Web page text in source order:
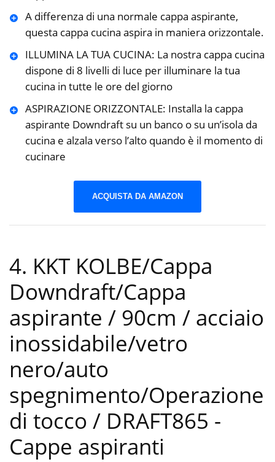
A differenza di una normale cappa aspirante,
questa cappa cucina aspira in maniera orizzontale.
ILLUMINA LA TUA CUCINA: La nostra cappa cucina
dispone di 8 livelli di luce per illuminare la tua
cucina in tutte le ore del giorno
ASPIRAZIONE ORIZZONTALE: Installa la cappa
aspirante Downdraft su un banco o su un’isola da
cucina e alzala verso l’alto quando è il momento di
cucinare
ACQUISTA DA AMAZON
4. KKT KOLBE/Cappa
Downdraft/Cappa
aspirante / 90cm / acciaio
inossidabile/vetro
nero/auto
spegnimento/Operazione
di tocco / DRAFT865 -
Cappe aspiranti